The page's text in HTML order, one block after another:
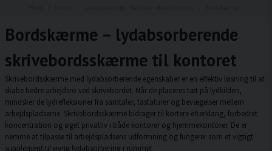
Bordskærme – lydabsorberende
skrivebordsskærme til kontoret
Skrivebordsskærme med lydabsorberende egenskaber er en effektiv løsning til at
skabe bedre arbejdsro ved skrivebordet. Når de placeres tæt på lydkilden,
mindsker de lydrefleksioner fra samtaler, tastaturer og bevægelser mellem
arbejdspladserne. Skrivebordsskærme bidrager til kortere efterklang, forbedret
koncentration og øget privatliv i både kontorer og hjemmekontorer. De er
nemme at tilpasse til arbejdspladsens udformning og fungerer som et vigtigt
supplement til øvrig lydabsorbering i rummet.